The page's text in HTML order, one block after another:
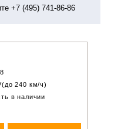
+7 (495) 741-86-86
240 км/ч)
в наличии